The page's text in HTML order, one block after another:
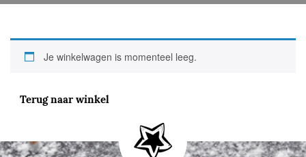
Je winkelwagen is momenteel leeg.
Terug naar winkel